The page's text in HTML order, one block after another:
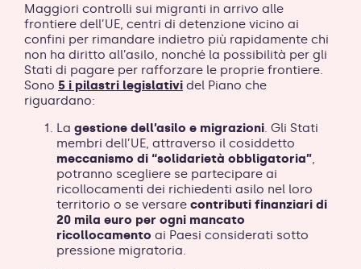
Maggiori controlli sui migranti in arrivo alle
frontiere dell’UE, centri di detenzione vicino ai
confini per rimandare indietro più rapidamente chi
non ha diritto all’asilo, nonché la possibilità per gli
Stati di pagare per rafforzare le proprie frontiere.
Sono 5 i pilastri legislativi del Piano che
riguardano:
La gestione dell’asilo e migrazioni. Gli Stati
membri dell’UE, attraverso il cosiddetto
meccanismo di “solidarietà obbligatoria”,
potranno scegliere se partecipare ai
ricollocamenti dei richiedenti asilo nel loro
territorio o se versare contributi finanziari di
20 mila euro per ogni mancato
ricollocamento ai Paesi considerati sotto
pressione migratoria.